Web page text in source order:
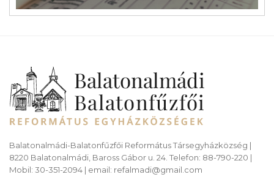
Balatonalmádi-Balatonfűzfői Református Társegyházközség |
8220 Balatonalmádi, Baross Gábor u. 24. Telefon: 88-790-220 |
Mobil: 30-351-2094 | email: refalmadi@gmail.com